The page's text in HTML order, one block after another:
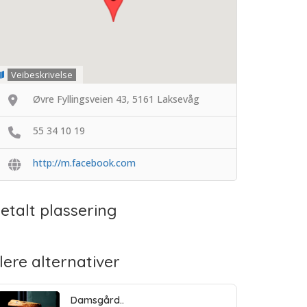
Veibeskrivelse
Øvre Fyllingsveien 43, 5161 Laksevåg
55 34 10 19
http://m.facebook.com
plassering
alternativer
Damsgård..